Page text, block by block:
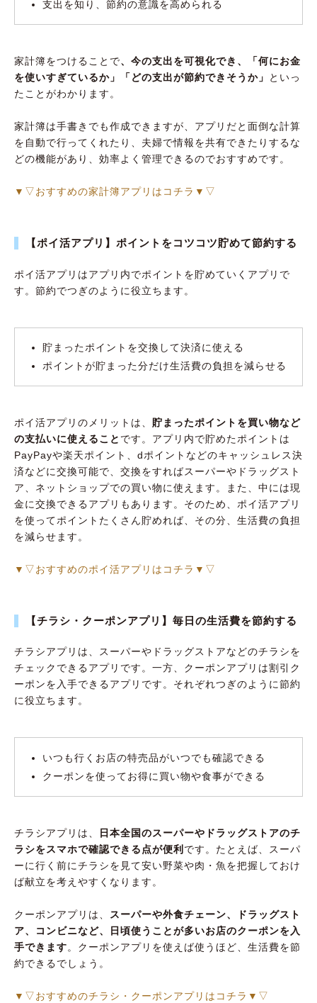
クレカ＋ポイントカードでポイント三重取り
Pontaポイントがどんどんたまる「au PAY」
ゆうちょ銀行の口座から支払う「ゆうちょ
Pay」
お得情報やクーポンをチェックできる公式アプ
リ6選
ガストやジョナサンのクーポンをまとめて入
アプリ」
ナルド公式アプリ」
クーポンと電子マネーでお得に牛丼が食べら
買物アプリ」
不要なものを販売できるフリマアプリ4選
日本最大のフリマアプリ「メルカリ」
楽天ユーザーにおすすめのフリマアプリ「楽
天ラクマ」
販売手数料が安い「Yahoo!フリマ」
近所の人に不用品を譲れる「ジモティー」
アプリを利用して楽しく効率よく節約しよう！
支出を知り、節約の意識を高められる
家計簿をつけることで、今の支出を可視化でき、「何にお金
を使いすぎているか」「どの支出が節約できそうか」
といっ
たことがわかります。
家計簿は手書きでも作成できますが、アプリだと面倒な計算
を自動で行ってくれたり、夫婦で情報を共有できたりするな
どの機能があり、効率よく管理できるのでおすすめです。
▼▽おすすめの家計簿アプリはコチラ▼▽
【ポイ活アプリ】ポイントをコツコツ貯めて節約する
ポイ活アプリはアプリ内でポイントを貯めていくアプリで
す。節約でつぎのように役立ちます。
貯まったポイントを交換して決済に使える
ポイントが貯まった分だけ生活費の負担を減らせる
ポイ活アプリのメリットは、
貯まったポイントを買い物など
の支払いに使えること です。アプリ内で貯めたポイントは
PayPayや楽天ポイント、dポイントなどのキャッシュレス決
済などに交換可能で、交換をすればスーパーやドラッグスト
ア、ネットショップでの買い物に使えます。また、中には現
金に交換できるアプリもあります。そのため、ポイ活アプリ
を使ってポイントたくさん貯めれば、その分、生活費の負担
を減らせます。
▼▽おすすめのポイ活アプリはコチラ▼▽
【チラシ・クーポンアプリ】毎日の生活費を節約する
チラシアプリは、スーパーやドラッグストアなどのチラシを
チェックできるアプリです。一方、クーポンアプリは割引ク
ーポンを入手できるアプリです。それぞれつぎのように節約
に役立ちます。
いつも行くお店の特売品がいつでも確認できる
クーポンを使ってお得に買い物や食事ができる
チラシアプリは、
日本全国のスーパーやドラッグストアのチ
ラシをスマホで確認できる点が便利 です。たとえば、スーパ
ーに行く前にチラシを見て安い野菜や肉・魚を把握しておけ
ば献立を考えやすくなります。
クーポンアプリは、
スーパーや外食チェーン、ドラッグスト
ア、コンビニなど、日頃使うことが多いお店のクーポンを入
手できます。クーポンアプリを使えば使うほど、生活費を節
約できるでしょう。
▼▽おすすめのチラシ・クーポンアプリはコチラ▼▽